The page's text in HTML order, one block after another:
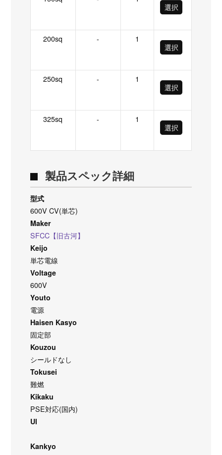
選択
200sq -
1
選択
250sq -
1
選択
325sq -
1
選択
製品スペック詳細
型式
600V CV(単芯)
Maker
SFCC【旧古河】
Keijo
単芯電線
Voltage
600V
Youto
電源
Haisen Kasyo
固定部
Kouzou
シールドなし
Tokusei
難燃
Kikaku
PSE対応(国内)
Ul
Kankyo